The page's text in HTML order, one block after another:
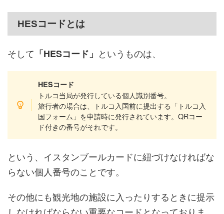
HESコードとは
そして 「HESコード」 というものは、
HESコード
トルコ当局が発行している個人識別番号。
旅行者の場合は、トルコ入国前に提出する「トルコ入
国フォーム」を申請時に発行されています。QRコー
ド付きの番号がそれです。
という、イスタンブールカードに紐づけなければな
らない個人番号のことです。
その他にも観光地の施設に入ったりするときに提示